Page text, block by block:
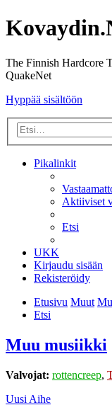
The Finnish Hardcore
QuakeNet
Hyppää sisältöön
Pikalinkit
Aktiiviset
Etsi
UKK
Kirjaudu sisään
Rekisteröidy
Etusivu Muut
Etsi
Muu musiikki
Valvojat: rottencreep,
Uusi Aihe